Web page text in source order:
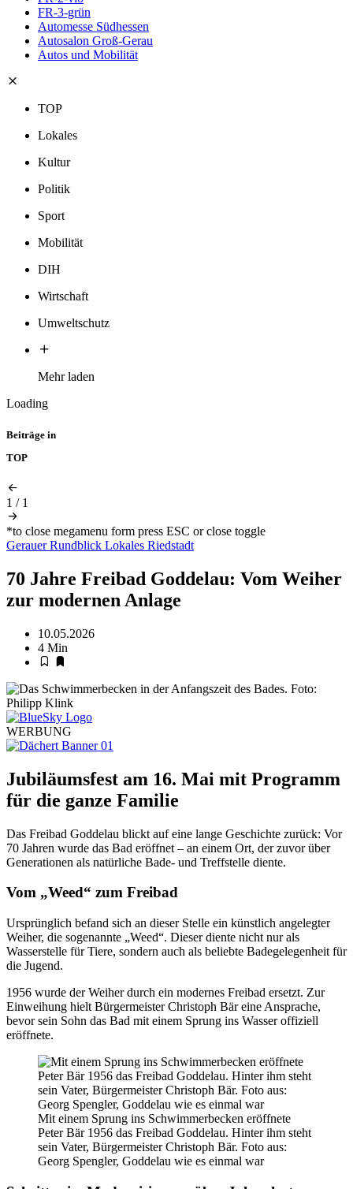
FR-3-grün
Automesse Südhessen
Autosalon Groß-Gerau
Autos und Mobilität
TOP
Lokales
Kultur
Politik
Sport
Mobilität
DIH
Wirtschaft
Umweltschutz
Mehr laden
Loading
Beiträge in
TOP
1 / 1
*to close megamenu form press ESC or close toggle
Gerauer Rundblick Lokales Riedstadt
70 Jahre Freibad Goddelau: Vom Weiher
zur modernen Anlage
10.05.2026
4 Min
WERBUNG
Jubiläumsfest am 16. Mai mit Programm
für die ganze Familie
Das Freibad Goddelau blickt auf eine lange Geschichte zurück: Vor
70 Jahren wurde das Bad eröffnet – an einem Ort, der zuvor über
Generationen als natürliche Bade- und Treffstelle diente.
Vom „Weed“ zum Freibad
Ursprünglich befand sich an dieser Stelle ein künstlich angelegter
Weiher, die sogenannte „Weed“. Dieser diente nicht nur als
Wasserstelle für Tiere, sondern auch als beliebte Badegelegenheit für
die Jugend.
1956 wurde der Weiher durch ein modernes Freibad ersetzt. Zur
Einweihung hielt Bürgermeister Christoph Bär eine Ansprache,
bevor sein Sohn das Bad mit einem Sprung ins Wasser offiziell
eröffnete.
Mit einem Sprung ins Schwimmerbecken eröffnete
Peter Bär 1956 das Freibad Goddelau. Hinter ihm steht
sein Vater, Bürgermeister Christoph Bär. Foto aus:
Georg Spengler, Goddelau wie es einmal war